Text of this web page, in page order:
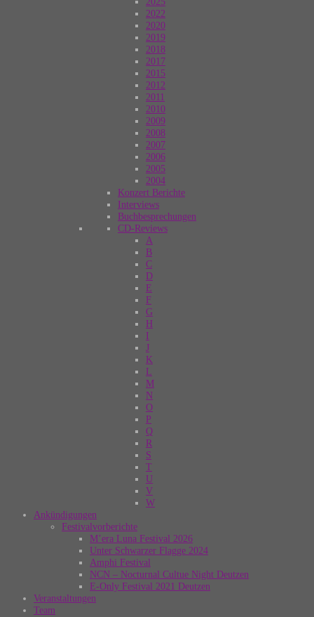
2022
2020
2019
2018
2017
2015
2012
2011
2010
2009
2008
2007
2006
2005
2004
Konzert Berichte
Interviews
Buchbesprechungen
CD-Reviews
A
B
C
D
E
F
G
H
I
J
K
L
M
N
O
P
Q
R
S
T
U
V
W
Ankündigungen
Festivalvorberichte
M’era Luna Festival 2026
Unter Schwarzer Flagge 2024
Amphi Festival
NCN – Nocturnal Cultue Night Deutzen
E-Only Festival 2021 Deutzen
Veranstaltungen
Team